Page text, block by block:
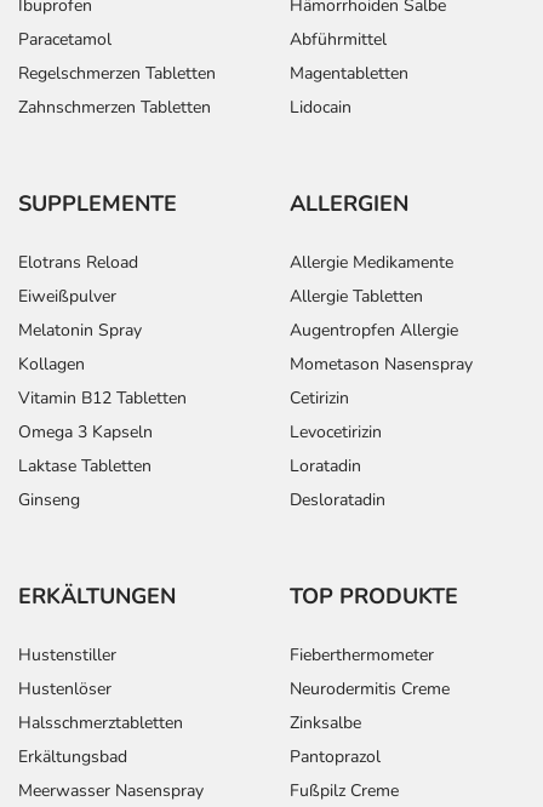
Ibuprofen
Paracetamol
Regelschmerzen Tabletten
Zahnschmerzen Tabletten
Hämorrhoiden Salbe
Abführmittel
Magentabletten
Lidocain
SUPPLEMENTE
Elotrans Reload
Eiweißpulver
Melatonin Spray
Kollagen
Vitamin B12 Tabletten
Omega 3 Kapseln
Laktase Tabletten
Ginseng
ALLERGIEN
Allergie Medikamente
Allergie Tabletten
Augentropfen Allergie
Mometason Nasenspray
Cetirizin
Levocetirizin
Loratadin
Desloratadin
ERKÄLTUNGEN
Hustenstiller
Hustenlöser
Halsschmerztabletten
Erkältungsbad
Meerwasser Nasenspray
TOP PRODUKTE
Fieberthermometer
Neurodermitis Creme
Zinksalbe
Pantoprazol
Fußpilz Creme